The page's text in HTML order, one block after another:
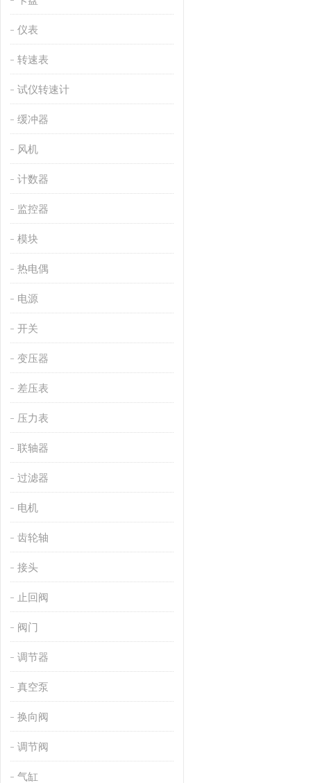
仪表
转速表
试仪转速计
缓冲器
风机
计数器
监控器
模块
热电偶
电源
开关
变压器
差压表
压力表
联轴器
过滤器
电机
齿轮轴
接头
止回阀
阀门
调节器
真空泵
换向阀
调节阀
气缸